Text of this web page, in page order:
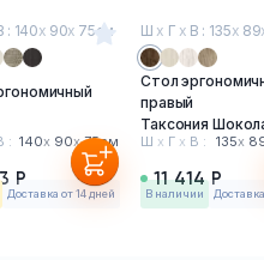
: 140х 90х 75см
: 140х 90х75см
Р
Доставка от 14 дней
Ш х Г х В : 135х 89
Стол
правый
Таксония
Ш х Г х В : 135х
11 414 Р
в наличии